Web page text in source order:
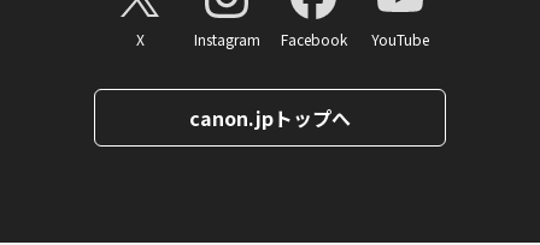
X Instagram Facebook YouTube
canon.jpトップへ